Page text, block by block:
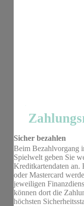
Sicher bezahlen
Beim Bezahlvorgang
Spielwelt geben Sie
Kreditkartendaten an.
oder Mastercard
jeweiligen
können dort die
höchsten